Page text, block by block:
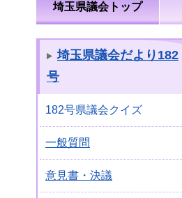
埼玉県議会トップ
埼玉県議会だより182
号
182号県議会クイズ
一般質問
意見書・決議